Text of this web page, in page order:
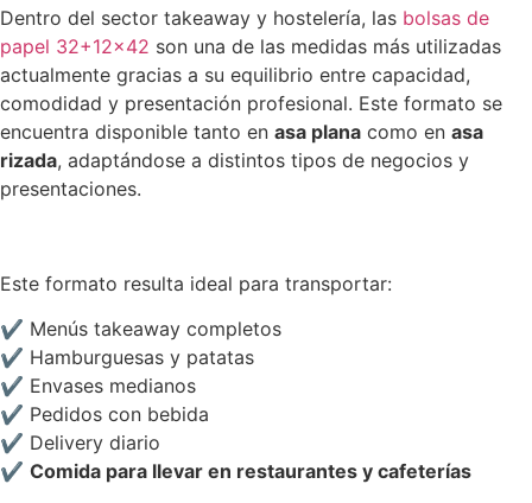
Dentro del sector takeaway y hostelería, las bolsas de
papel 32+12×42 son una de las medidas más utilizadas
actualmente gracias a su equilibrio entre capacidad,
comodidad y presentación profesional. Este formato se
encuentra disponible tanto en asa plana como en asa
rizada, adaptándose a distintos tipos de negocios y
presentaciones.
Este formato resulta ideal para transportar:
✔ Menús takeaway completos
✔ Hamburguesas y patatas
✔ Envases medianos
✔ Pedidos con bebida
✔ Delivery diario
✔ Comida para llevar en restaurantes y cafeterías